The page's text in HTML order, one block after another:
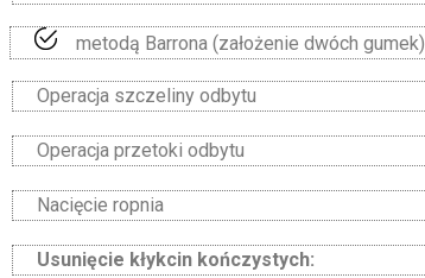
metodą Barrona (założenie dwóch gumek)
Operacja szczeliny odbytu
Operacja przetoki odbytu
Nacięcie ropnia
Usunięcie kłykcin kończystych: